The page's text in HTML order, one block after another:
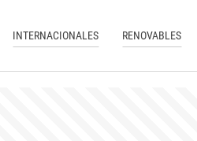
INTERNACIONALES RENOVABLES